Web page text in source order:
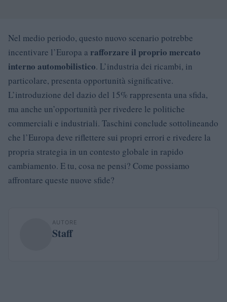
Nel medio periodo, questo nuovo scenario potrebbe
incentivare l’Europa a rafforzare il proprio mercato
interno automobilistico. L’industria dei ricambi, in
particolare, presenta opportunità significative.
L’introduzione del dazio del 15% rappresenta una sfida,
ma anche un’opportunità per rivedere le politiche
commerciali e industriali. Taschini conclude sottolineando
che l’Europa deve riflettere sui propri errori e rivedere la
propria strategia in un contesto globale in rapido
cambiamento. E tu, cosa ne pensi? Come possiamo
affrontare queste nuove sfide?
AUTORE
Staff